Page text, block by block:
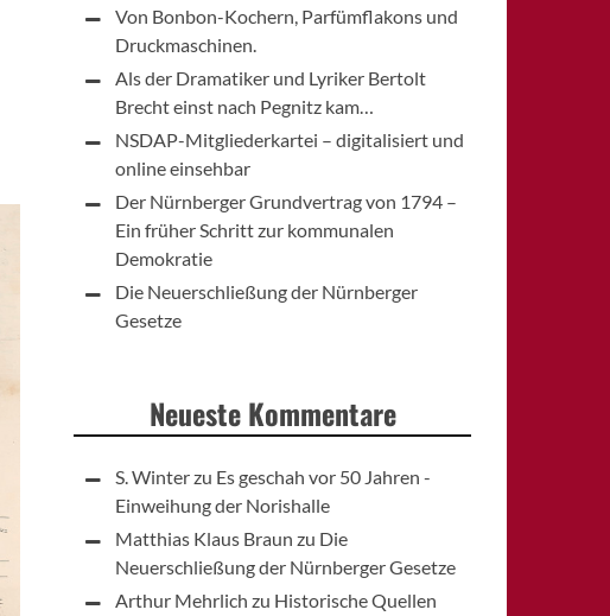
Von Bonbon-Kochern, Parfümflakons und
Druckmaschinen.
Als der Dramatiker und Lyriker Bertolt
Brecht einst nach Pegnitz kam…
NSDAP-Mitgliederkartei – digitalisiert und
online einsehbar
Der Nürnberger Grundvertrag von 1794 –
Ein früher Schritt zur kommunalen
Demokratie
Die Neuerschließung der Nürnberger
Gesetze
Neueste Kommentare
S. Winterzu Es geschah vor 50 Jahren -
Einweihung der Norishalle
Matthias Klaus Braun zu Die
Neuerschließung der Nürnberger Gesetze
Arthur Mehrlich zu Historische Quellen